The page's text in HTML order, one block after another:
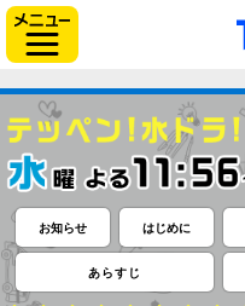
お知らせ はじめに
あらすじ